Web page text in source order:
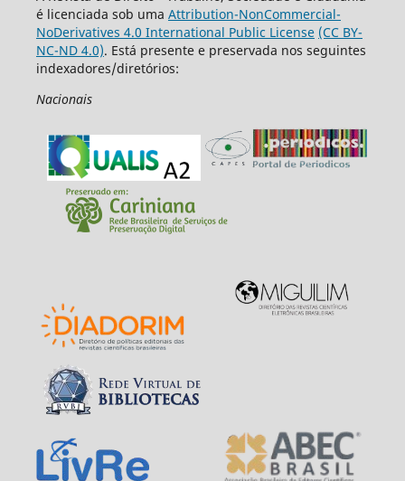
é licenciada sob uma Attribution-NonCommercial-
NoDerivatives 4.0 International Public License (CC BY-
NC-ND 4.0). Está presente e preservada nos seguintes
indexadores/diretórios:
Nacionais